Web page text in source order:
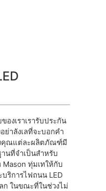
องเราเรารับประกัน
าลังเลที่จะบอกคํา
คุณแต่ละผลิตภัณฑ์มี
นที่จําเป็นสําหรับ
ทุ่มเทให้กับ
ริการไฟถนน LED
ก ในขณะที่ในช่วงไม่